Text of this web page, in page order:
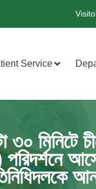
Service
মিনিটে